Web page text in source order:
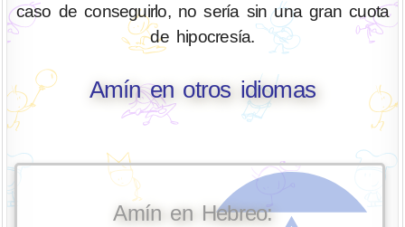
caso de conseguirlo, no sería sin una gran cuota
de hipocresía.
Amín en otros idiomas
Amín en Hebreo: